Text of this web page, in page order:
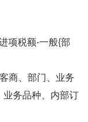
项税额-一般{部
商、部门、业务
务品种、内部订